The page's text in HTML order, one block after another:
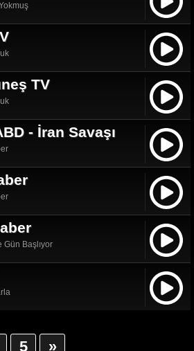
TV
- İran Savaşı
Gün Başlıyor
5 »